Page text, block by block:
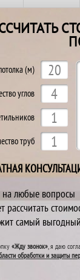
(м)
углов
труб
на любые вопросы
рассчитать
самый
«Жду звонок», я даю
обработки и защиты